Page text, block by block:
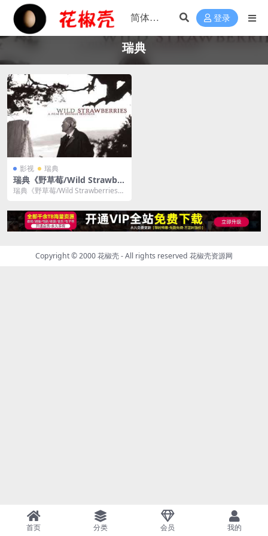
登录
瑞典
影视 瑞典
瑞典《野草莓/Wild Strawber
ries》1080P高清蓝光种子网
瑞典《野草莓/Wild Strawberries》
Copyright © 2000 花椒壳 - All rights reserved 花椒壳资源网
首页 分类 会员 我的